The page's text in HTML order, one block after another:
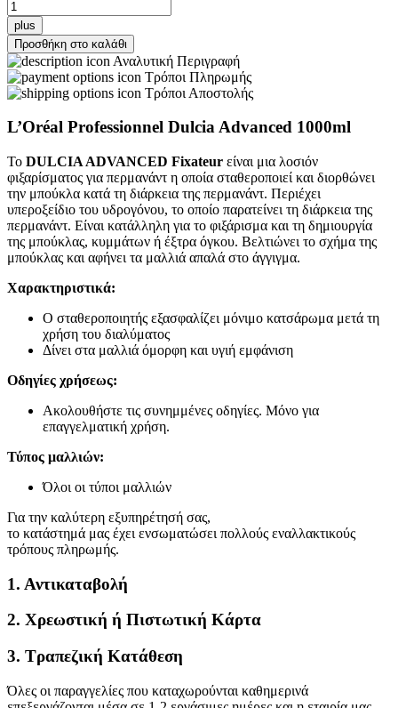
plus
Προσθήκη στο καλάθι
Αναλυτική Περιγραφή
Τρόποι Πληρωμής
Τρόποι Αποστολής
L’Oréal Professionnel Dulcia Advanced 1000ml
Το DULCIA ADVANCED Fixateur είναι μια λοσιόν
φιξαρίσματος για περμανάντ η οποία σταθεροποιεί και διορθώνει
την μπούκλα κατά τη διάρκεια της περμανάντ. Περιέχει
υπεροξείδιο του υδρογόνου, το οποίο παρατείνει τη διάρκεια της
περμανάντ. Είναι κατάλληλη για το φιξάρισμα και τη δημιουργία
της μπούκλας, κυμμάτων ή έξτρα όγκου. Βελτιώνει το σχήμα της
μπούκλας και αφήνει τα μαλλιά απαλά στο άγγιγμα.
Χαρακτηριστικά:
Ο σταθεροποιητής εξασφαλίζει μόνιμο κατσάρωμα μετά τη
χρήση του διαλύματος
Δίνει στα μαλλιά όμορφη και υγιή εμφάνιση
Οδηγίες χρήσεως:
Ακολουθήστε τις συνημμένες οδηγίες. Μόνο για
επαγγελματική χρήση.
Τύπος μαλλιών:
Όλοι οι τύποι μαλλιών
Για την καλύτερη εξυπηρέτησή σας,
το κατάστημά μας έχει ενσωματώσει πολλούς εναλλακτικούς
τρόπους πληρωμής.
1. Αντικαταβολή
2. Χρεωστική ή Πιστωτική Κάρτα
3. Τραπεζική Κατάθεση
Όλες οι παραγγελίες που καταχωρούνται καθημερινά